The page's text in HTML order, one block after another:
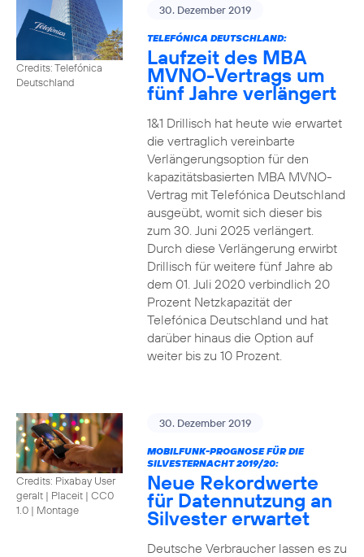
Credits: Telefónica
Deutschland
30. Dezember 2019
TELEFÓNICA DEUTSCHLAND:
Laufzeit des MBA
MVNO-Vertrags um
fünf Jahre verlängert
1&1 Drillisch hat heute wie erwartet
die vertraglich vereinbarte
Verlängerungsoption für den
kapazitätsbasierten MBA MVNO-
Vertrag mit Telefónica Deutschland
ausgeübt, womit sich dieser bis
zum 30. Juni 2025 verlängert.
Durch diese Verlängerung erwirbt
Drillisch für weitere fünf Jahre ab
dem 01. Juli 2020 verbindlich 20
Prozent Netzkapazität der
Telefónica Deutschland und hat
darüber hinaus die Option auf
weiter bis zu 10 Prozent.
Credits: Pixabay User
geralt | Placeit | CC0
1.0 | Montage
30. Dezember 2019
MOBILFUNK-PROGNOSE FÜR DIE
SILVESTERNACHT 2019/20:
Neue Rekordwerte
für Datennutzung an
Silvester erwartet
Deutsche Verbraucher lassen es zu